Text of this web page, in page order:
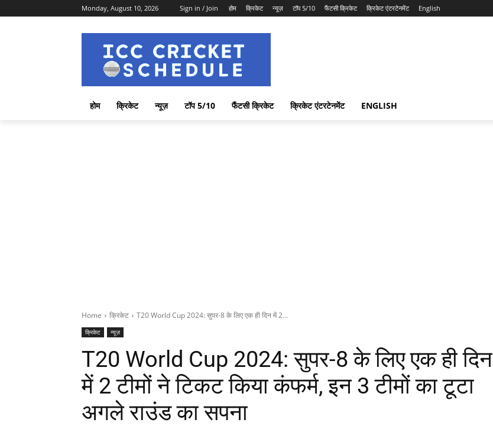
Monday, August 10, 2026 Sign in / Join होम क्रिकेट न्यूज़ टॉप 5/10 फैंटसी क्रिकेट क्रिकेट एंटरटेनमेंट English
होम क्रिकेट न्यूज़ टॉप 5/10 फैंटसी क्रिकेट क्रिकेट एंटरटेनमेंट ENGLISH
Home क्रिकेट T20 World Cup 2024: सुपर-8 के लिए एक ही दिन में 2...
क्रिकेट न्यूज़
T20 World Cup 2024: सुपर-8 के लिए एक ही दिन
में 2 टीमों ने टिकट किया कंफर्म, इन 3 टीमों का टूटा
अगले राउंड का सपना